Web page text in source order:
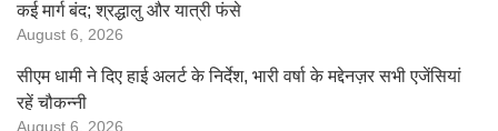
कई मार्ग बंद; श्रद्धालु और यात्री फंसे
August 6, 2026
सीएम धामी ने दिए हाई अलर्ट के निर्देश, भारी वर्षा के मद्देनज़र सभी एजेंसियां
रहें चौकन्नी
August 6, 2026